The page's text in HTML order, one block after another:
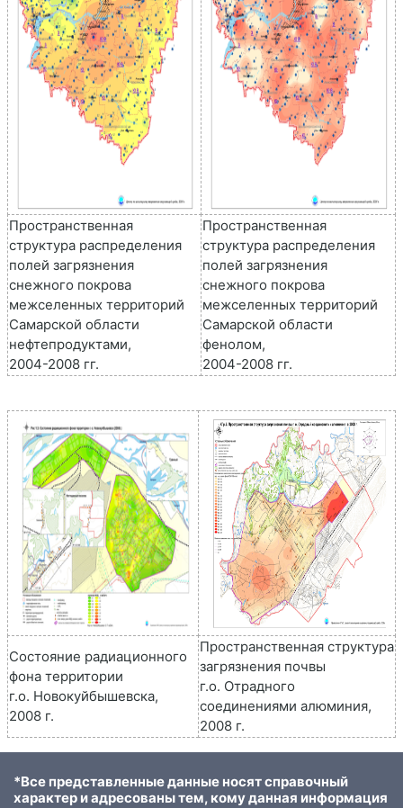
Пространственная
структура распределения
полей загрязнения
снежного покрова
межселенных территорий
Самарской области
нефтепродуктами,
2004-2008 гг.
Пространственная
структура распределения
полей загрязнения
снежного покрова
межселенных территорий
Самарской области
фенолом,
2004-2008 гг.
Состояние радиационного
фона территории
г.о. Новокуйбышевска,
2008 г.
Пространственная структура
загрязнения почвы
г.о. Отрадного
соединениями алюминия,
2008 г.
*Все представленные данные носят справочный
характер и адресованы тем, кому данная информация